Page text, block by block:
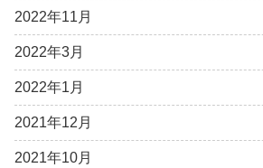
2022年11月
2022年3月
2022年1月
2021年12月
2021年10月